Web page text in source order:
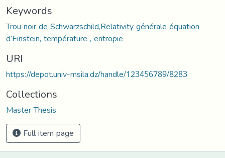
Keywords
Trou noir de Schwarzschild,Relativity générale équation
d’Einstein, température , entropie
URI
https://depot.univ-msila.dz/handle/123456789/8283
Collections
Master Thesis
Full item page